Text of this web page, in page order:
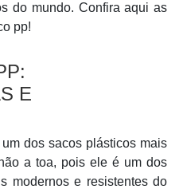
do mundo. Confira aqui as
pp!
E
dos sacos plásticos mais
a toa, pois ele é um dos
modernos e resistentes do